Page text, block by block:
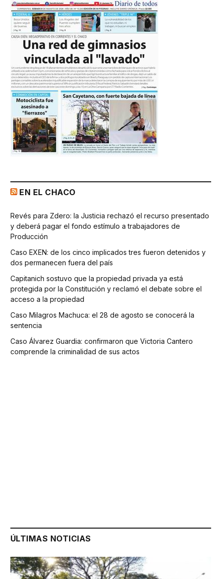
EN EL CHACO
Revés para Zdero: la Justicia rechazó el recurso presentado
y deberá pagar el fondo estímulo a trabajadores de
Producción
Caso EXEN: de los cinco implicados tres fueron detenidos y
dos permanecen fuera del país
Capitanich sostuvo que la propiedad privada ya está
protegida por la Constitución y reclamó el debate sobre el
acceso a la propiedad
Caso Milagros Machuca: el 28 de agosto se conocerá la
sentencia
Caso Álvarez Guardia: confirmaron que Victoria Cantero
comprende la criminalidad de sus actos
ÚLTIMAS NOTICIAS